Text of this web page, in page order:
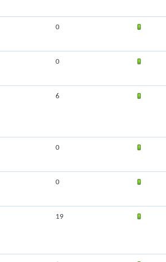
0
0
6
0
0
19